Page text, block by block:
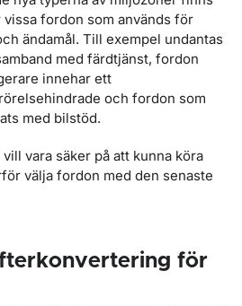
fordon som används för
ändamål. Till exempel undantas
med färdtjänst, fordon
innehar ett
och fordon som
med bilstöd.
vara säker på att kunna köra
välja fordon med den senaste
för